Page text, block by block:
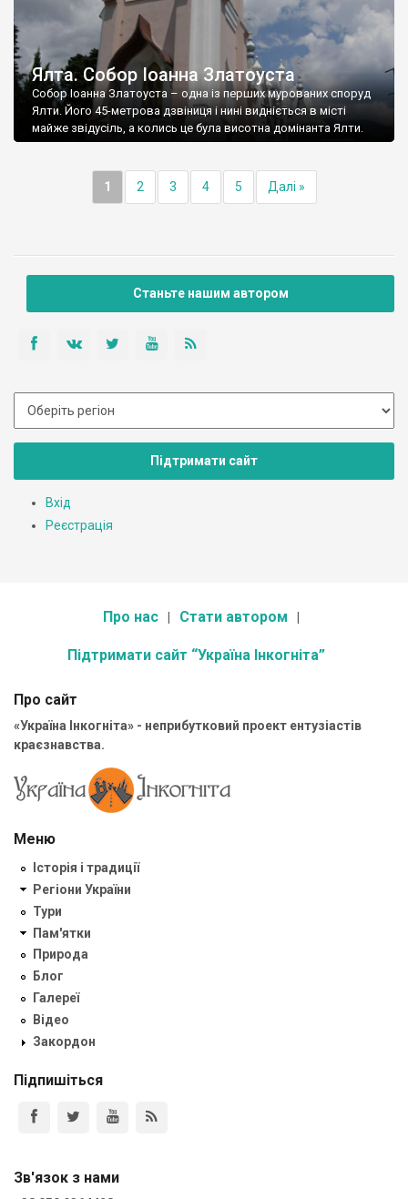
Ялта. Собор Іоанна Златоуста
Собор Іоанна Златоуста – одна із перших мурованих споруд
Ялти. Його 45-метрова дзвіниця і нині видніється в місті
майже звідусіль, а колись це була висотна домінанта Ялти.
1 2 3 4 5 Далі »
Станьте нашим автором
Підтримати сайт
Вхід
Реєстрація
Про нас Стати автором
Підтримати сайт “Україна Інкогніта”
Про сайт
«Україна Інкогніта» - неприбутковий проект ентузіастів
краєзнавства.
Меню
Історія і традиції
Регіони України
Тури
Пам'ятки
Природа
Блог
Галереї
Відео
Закордон
Підпишіться
Зв'язок з нами